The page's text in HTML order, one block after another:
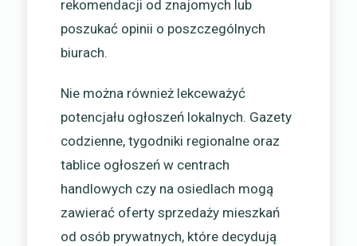
rekomendacji od znajomych lub
poszukać opinii o poszczególnych
biurach.
Nie można również lekceważyć
potencjału ogłoszeń lokalnych. Gazety
codzienne, tygodniki regionalne oraz
tablice ogłoszeń w centrach
handlowych czy na osiedlach mogą
zawierać oferty sprzedaży mieszkań
od osób prywatnych, które decydują